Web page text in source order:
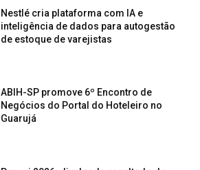
Nestlé cria plataforma com IA e
inteligência de dados para autogestão
de estoque de varejistas
ABIH-SP promove 6º Encontro de
Negócios do Portal do Hoteleiro no
Guarujá